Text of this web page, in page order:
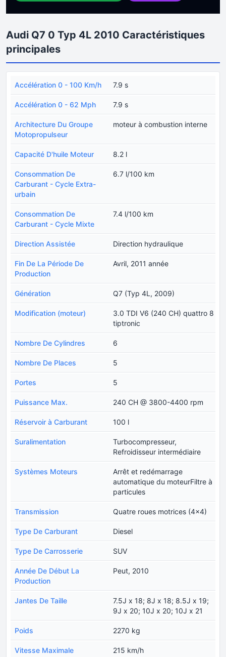
Audi Q7 0 Typ 4L 2010 Caractéristiques
principales
Accélération 0 - 100 Km/h 7.9 s
Accélération 0 - 62 Mph 7.9 s
Architecture Du Groupe
Motopropulseur
moteur à combustion interne
Capacité D'huile Moteur 8.2 l
Consommation De
Carburant - Cycle Extra-
urbain
6.7 l/100 km
Consommation De
Carburant - Cycle Mixte
7.4 l/100 km
Direction Assistée Direction hydraulique
Fin De La Période De
Production
Avril, 2011 année
Génération Q7 (Typ 4L, 2009)
Modification (moteur)
3.0 TDI V6 (240 CH) quattro 8
tiptronic
Nombre De Cylindres 6
Nombre De Places 5
Portes 5
Puissance Max. 240 CH @ 3800-4400 rpm
Réservoir à Carburant 100 l
Suralimentation
Turbocompresseur,
Refroidisseur intermédiaire
Systèmes Moteurs
Arrêt et redémarrage
automatique du moteurFiltre à
particules
Transmission Quatre roues motrices (4x4)
Type De Carburant Diesel
Type De Carrosserie SUV
Année De Début La
Production
Peut, 2010
Jantes De Taille
7.5J x 18; 8J x 18; 8.5J x 19;
9J x 20; 10J x 20; 10J x 21
Poids 2270 kg
Vitesse Maximale 215 km/h